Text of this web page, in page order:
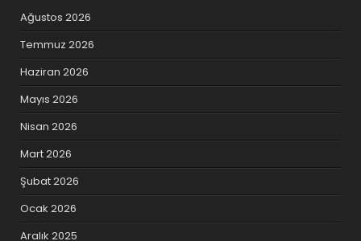
Ağustos 2026
Temmuz 2026
Haziran 2026
Mayıs 2026
Nisan 2026
Mart 2026
Şubat 2026
Ocak 2026
Aralık 2025